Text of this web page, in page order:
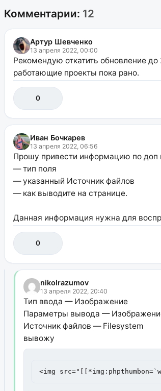
Комментарии: 12
Артур Шевченко
13 апреля 2022, 00:00
Рекомендую откатить обновление
работающие проекты пока рано.
0
Иван Бочкарев
13 апреля 2022, 06:56
Прошу привести информацию по доп
— тип поля
— указанный Источник файлов
— как выводите на странице.
Данная информация нужна для
0
nikolrazumov
13 апреля 2022, 20:40
Тип ввода — Изображение
Параметры вывода —
Источник файлов — Filesystem
вывожу
<img